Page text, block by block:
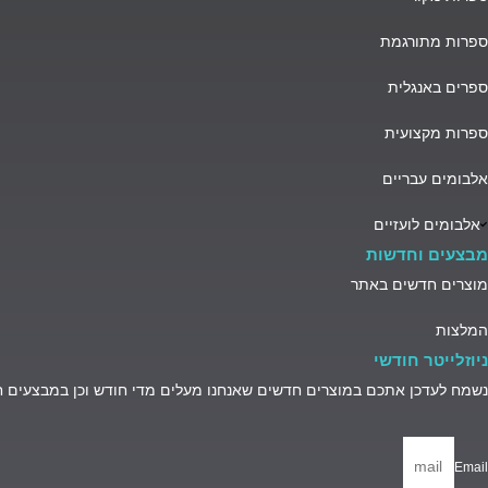
ספרות מתורגמת
ספרים באנגלית
ספרות מקצועית
אלבומים עבריים
אלבומים לועזיים
מבצעים וחדשות
מוצרים חדשים באתר
המלצות
ניוזלייטר חודשי
נשמח לעדכן אתכם במוצרים חדשים שאנחנו מעלים מדי חודש וכן
Email